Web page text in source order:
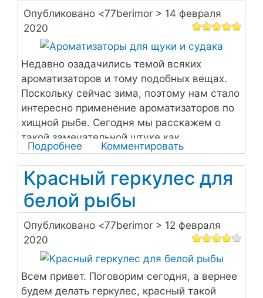
лучший
рецепт
Опубликовано <77berimor > 14 февраля
2020
Недавно озадачились темой всяких
ароматизаторов и тому подобных вещах.
Поскольку сейчас зима, поэтому нам стало
интересно применение ароматизаторов по
хищной рыбе. Сегодня мы расскажем о
такой замечательной штуке как
ароматизаторе для щуки и судака.
Подробнее
для
и
судака
Комментировать
Красный геркулес для
белой рыбы
Опубликовано <77berimor > 12 февраля
2020
Всем привет. Поговорим сегодня, а вернее
будем делать геркулес, красный такой